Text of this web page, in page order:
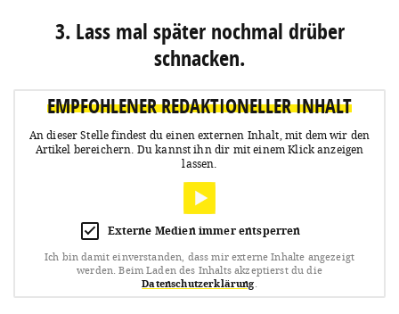
3. Lass mal später nochmal drüber
schnacken.
EMPFOHLENER REDAKTIONELLER INHALT
An dieser Stelle findest du einen externen Inhalt, mit dem wir den
Artikel bereichern. Du kannst ihn dir mit einem Klick anzeigen
lassen.
Externe Medien immer entsperren
Ich bin damit einverstanden, dass mir externe Inhalte angezeigt
werden. Beim Laden des Inhalts akzeptierst du die
Datenschutzerklärung.